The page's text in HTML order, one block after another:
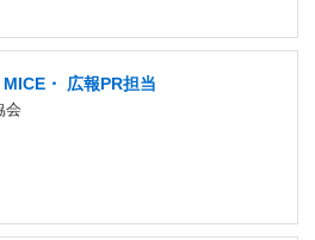
・ 広報PR担当
会